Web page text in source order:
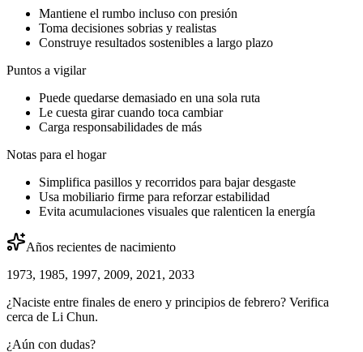
Mantiene el rumbo incluso con presión
Toma decisiones sobrias y realistas
Construye resultados sostenibles a largo plazo
Puntos a vigilar
Puede quedarse demasiado en una sola ruta
Le cuesta girar cuando toca cambiar
Carga responsabilidades de más
Notas para el hogar
Simplifica pasillos y recorridos para bajar desgaste
Usa mobiliario firme para reforzar estabilidad
Evita acumulaciones visuales que ralenticen la energía
Años recientes de nacimiento
1973, 1985, 1997, 2009, 2021, 2033
¿Naciste entre finales de enero y principios de febrero? Verifica
cerca de Li Chun.
¿Aún con dudas?